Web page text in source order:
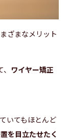
ざまなメリット
ワイヤー矯正
いてもほとんど
を目立たせたく